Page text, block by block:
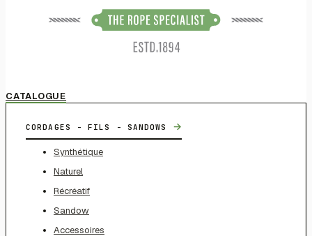
CATALOGUE
CORDAGES - FILS - SANDOWS →
Synthétique
Naturel
Récréatif
Sandow
Accessoires